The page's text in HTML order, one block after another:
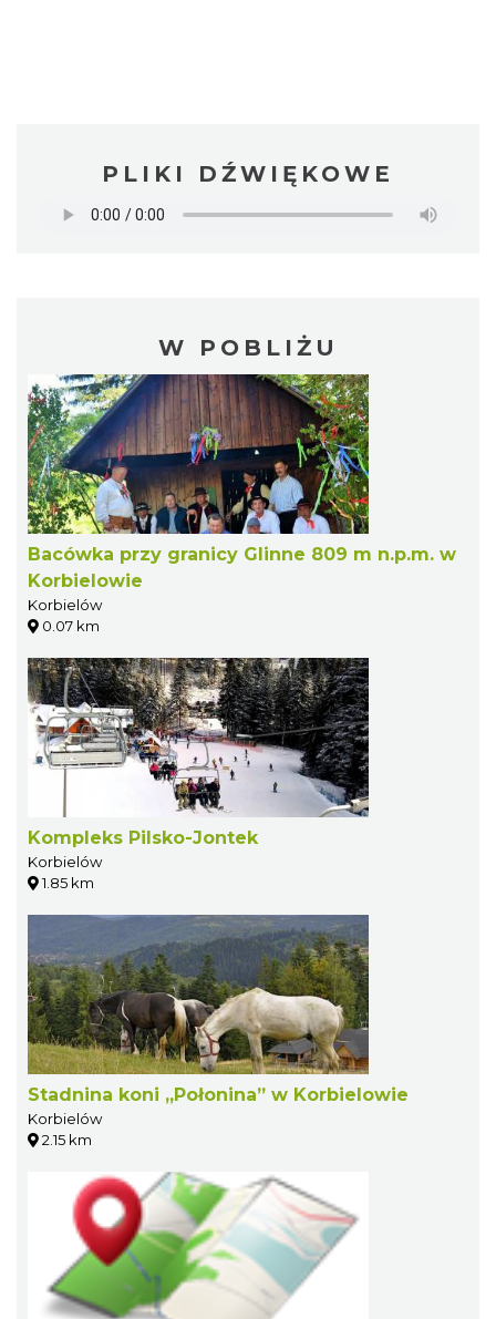
PLIKI DŹWIĘKOWE
W POBLIŻU
Bacówka przy granicy Glinne 809 m n.p.m. w
Korbielowie
Korbielów
0.07 km
Kompleks Pilsko-Jontek
Korbielów
1.85 km
Stadnina koni „Połonina” w Korbielowie
Korbielów
2.15 km